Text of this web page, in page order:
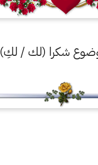
شكرا (لك / لكِ)